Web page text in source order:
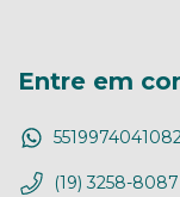
Entre em
(19) 3258-8087